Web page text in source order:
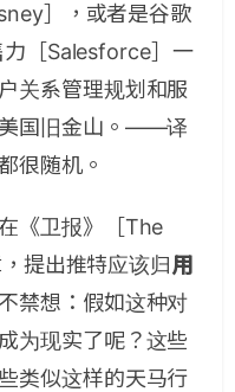
］，或者是谷歌
力［Salesforce］一
关系管理规划和服
国旧金山。——译
很随机。
《卫报》［The
提出推特应该归用
禁想：假如这种对
为现实了呢？这些
类似这样的天马行